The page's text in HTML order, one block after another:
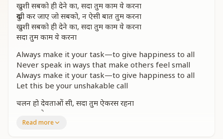
खुशी सबको ही देने का, सदा तुम काम ये करना
दुखी कर जाए जो सबको, न ऐसी बात तुम करना
खुशी सबको ही देने का, सदा तुम काम ये करना
सदा तुम काम ये करना
Always make it your task—to give happiness to all
Never speak in ways that make others feel small
Always make it your task—to give happiness to all
Let this be your unshakable call
चलन हो देवताओं सी, सदा तुम ऐकरस रहना
सदा तुम ऐकरस रहना
न हिंसा हो जुबां से भी, हमेशा याद ये रखना
Read more